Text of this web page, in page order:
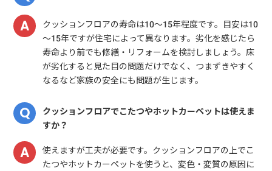
クッションフロアの寿命は10～15年程度です。目安は10
～15年ですが住宅によって異なります。劣化を感じたら
寿命より前でも修繕・リフォームを検討しましょう。床
が劣化すると見た目の問題だけでなく、つまずきやすく
なるなど家族の安全にも問題が生じます。
クッションフロアでこたつやホットカーペットは使えま
すか？
使えますが工夫が必要です。クッションフロアの上でこ
たつやホットカーペットを使うと、変色・変質の原因に